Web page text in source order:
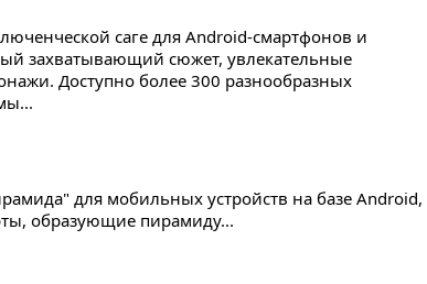
саге для Android-смартфонов и
захватывающий сюжет, увлекательные
Доступно более 300 разнообразных
для мобильных устройств на базе Android,
образующие пирамиду...